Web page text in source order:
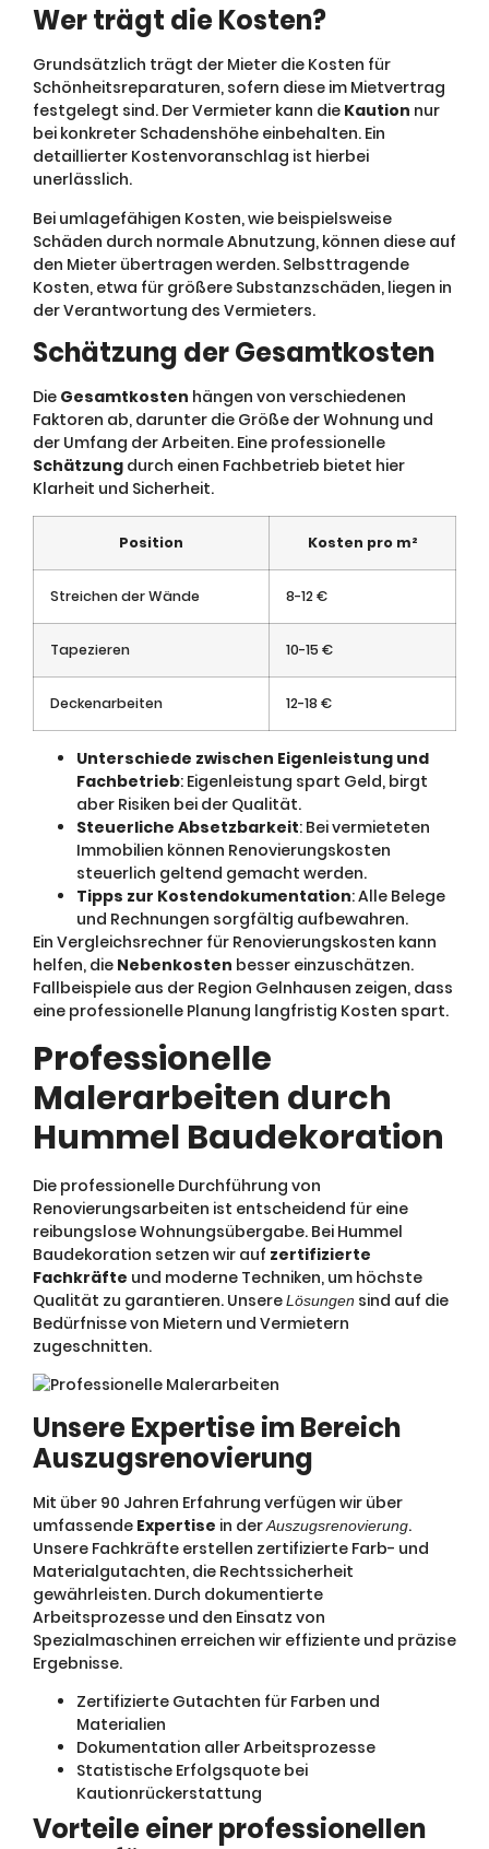
Wer trägt die Kosten?
Grundsätzlich trägt der Mieter die Kosten für
Schönheitsreparaturen, sofern diese im Mietvertrag
festgelegt sind. Der Vermieter kann die Kaution nur
bei konkreter Schadenshöhe einbehalten. Ein
detaillierter Kostenvoranschlag ist hierbei
unerlässlich.
Bei umlagefähigen Kosten, wie beispielsweise
Schäden durch normale Abnutzung, können diese auf
den Mieter übertragen werden. Selbsttragende
Kosten, etwa für größere Substanzschäden, liegen in
der Verantwortung des Vermieters.
Schätzung der Gesamtkosten
Die Gesamtkosten hängen von verschiedenen
Faktoren ab, darunter die Größe der Wohnung und
der Umfang der Arbeiten. Eine professionelle
Schätzung durch einen Fachbetrieb bietet hier
Klarheit und Sicherheit.
Position Kosten pro m²
Streichen der Wände 8-12 €
Tapezieren 10-15 €
Deckenarbeiten 12-18 €
Unterschiede zwischen Eigenleistung und
Fachbetrieb: Eigenleistung spart Geld, birgt
aber Risiken bei der Qualität.
Steuerliche Absetzbarkeit: Bei vermieteten
Immobilien können Renovierungskosten
steuerlich geltend gemacht werden.
Tipps zur Kostendokumentation: Alle Belege
und Rechnungen sorgfältig aufbewahren.
Ein Vergleichsrechner für Renovierungskosten kann
helfen, die Nebenkosten besser einzuschätzen.
Fallbeispiele aus der Region Gelnhausen zeigen, dass
eine professionelle Planung langfristig Kosten spart.
Professionelle
Malerarbeiten durch
Hummel Baudekoration
Die professionelle Durchführung von
Renovierungsarbeiten ist entscheidend für eine
reibungslose Wohnungsübergabe. Bei Hummel
Baudekoration setzen wir auf zertifizierte
Fachkräfte und moderne Techniken, um höchste
Qualität zu garantieren. UnsereLösungen sind auf die
Bedürfnisse von Mietern und Vermietern
zugeschnitten.
Unsere Expertise im Bereich
Auszugsrenovierung
Mit über 90 Jahren Erfahrung verfügen wir über
umfassende Expertise in derAuszugsrenovierung.
Unsere Fachkräfte erstellen zertifizierte Farb- und
Materialgutachten, die Rechtssicherheit
gewährleisten. Durch dokumentierte
Arbeitsprozesse und den Einsatz von
Spezialmaschinen erreichen wir effiziente und präzise
Ergebnisse.
Zertifizierte Gutachten für Farben und
Materialien
Dokumentation aller Arbeitsprozesse
Statistische Erfolgsquote bei
Kautionrückerstattung
Vorteile einer professionellen